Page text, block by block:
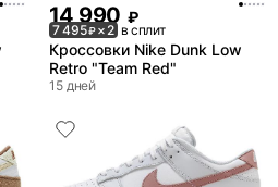
14 990 ₽
7 495₽× 2 в сплит
Кроссовки Nike Dunk Low
Retro "Team Red"
15 дней